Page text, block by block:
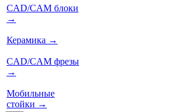
CAD/CAM блоки
→
Керамика →
CAD/CAM фрезы
→
Мобильные
стойки →